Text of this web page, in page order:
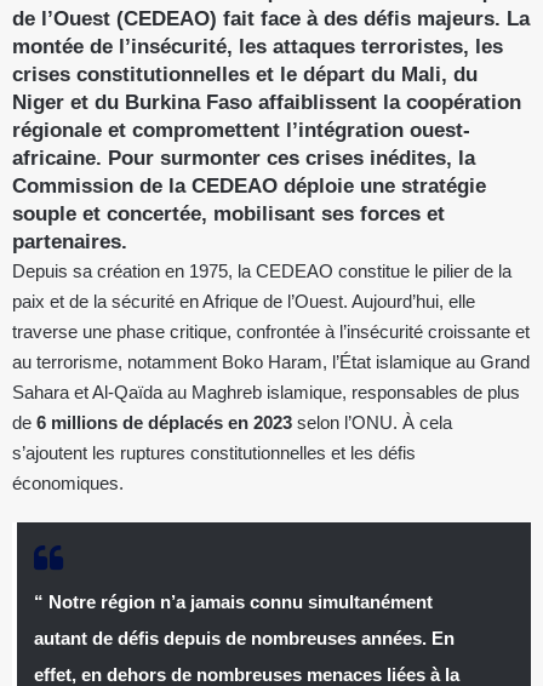
de l’Ouest (CEDEAO) fait face à des défis majeurs. La
montée de l’insécurité, les attaques terroristes, les
crises constitutionnelles et le départ du Mali, du
Niger et du Burkina Faso affaiblissent la coopération
régionale et compromettent l’intégration ouest-
africaine. Pour surmonter ces crises inédites, la
Commission de la CEDEAO déploie une stratégie
souple et concertée, mobilisant ses forces et
partenaires.
Depuis sa création en 1975, la CEDEAO constitue le pilier de la
paix et de la sécurité en Afrique de l’Ouest. Aujourd’hui, elle
traverse une phase critique, confrontée à l’insécurité croissante et
au terrorisme, notamment Boko Haram, l’État islamique au Grand
Sahara et Al-Qaïda au Maghreb islamique, responsables de plus
de 6 millions de déplacés en 2023 selon l’ONU. À cela
s’ajoutent les ruptures constitutionnelles et les défis
économiques.
“ Notre région n’a jamais connu simultanément
autant de défis depuis de nombreuses années. En
effet, en dehors de nombreuses menaces liées à la